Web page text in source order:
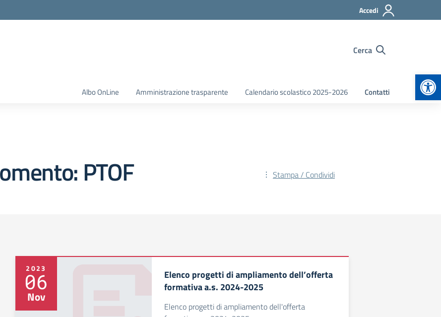
Accedi
Cerca
Albo OnLine Amministrazione trasparente Calendario scolastico 2025-2026 Contatti
PTOF Stampa / Condividi
2023
06
Nov
Elenco progetti di ampliamento dell’offerta
formativa a.s. 2024-2025
Elenco progetti di ampliamento dell'offerta